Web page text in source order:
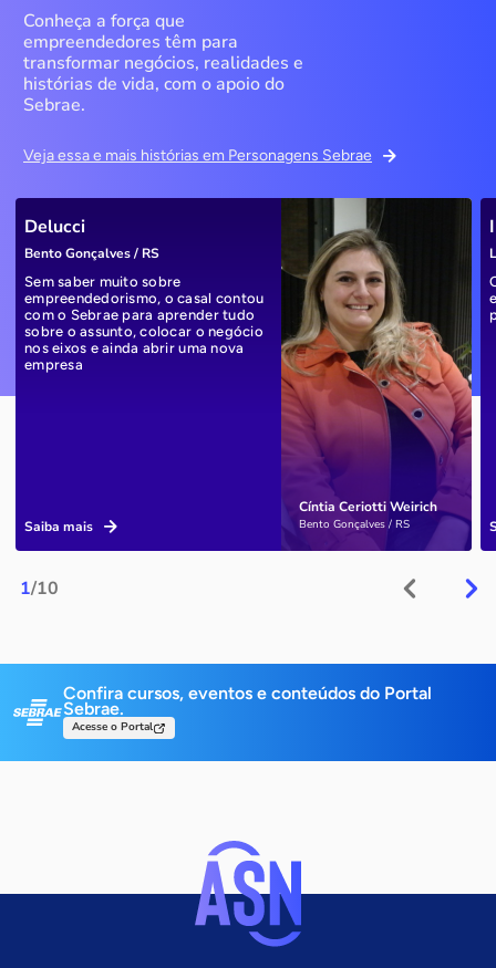
Conheça a força que
empreendedores têm para
transformar negócios, realidades e
histórias de vida, com o apoio do
Sebrae.
Veja essa e mais histórias em Personagens Sebrae
1/10
Cíntia Ceriotti Weirich
Bento Gonçalves / RS
Delucci
Bento Gonçalves / RS
Sem saber muito sobre
empreendedorismo, o casal contou
com o Sebrae para aprender tudo
sobre o assunto, colocar o negócio
nos eixos e ainda abrir uma nova
empresa
Saiba mais
Confira cursos, eventos e conteúdos do Portal
Sebrae.
Acesse o Portal